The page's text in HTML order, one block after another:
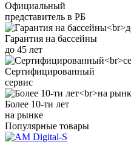
Официальный
представитель в РБ
Гарантия на бассейны
до 45 лет
Сертифицированный
сервис
Более 10-ти лет
на рынке
Популярные товары